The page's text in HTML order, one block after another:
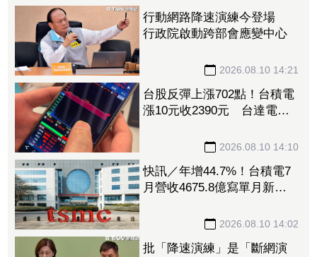
行動網路降速演練今登場
行政院啟動跨部會應變中心
2026.08.10 14:21
台股反彈上漲702點！台積電
漲10元收2390元 台達電飆
2026.08.10 14:10
快訊／年增44.7%！台積電7
月營收4675.8億寫單月新
2026.08.10 14:02
批「降速演練」是「斷網演